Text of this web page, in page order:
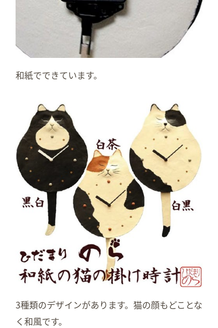
和紙でできています。
3種類のデザインがあります。猫の顔もどことな
く和風です。